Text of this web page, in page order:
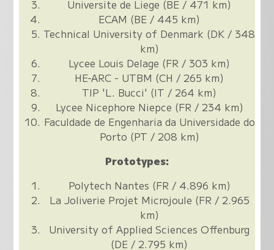
Universite de Liege (BE / 471 km)
ECAM (BE / 445 km)
Technical University of Denmark (DK / 348
km)
Lycee Louis Delage (FR / 303 km)
HE-ARC - UTBM (CH / 265 km)
TIP 'L. Bucci' (IT / 264 km)
Lycee Nicephore Niepce (FR / 234 km)
Faculdade de Engenharia da Universidade do
Porto (PT / 208 km)
Prototypes:
Polytech Nantes (FR / 4.896 km)
La Joliverie Projet Microjoule (FR / 2.965
km)
University of Applied Sciences Offenburg
(DE / 2.795 km)